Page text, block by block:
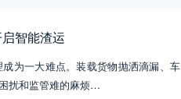
智能渣运
为一大难点。装载货物抛洒滴漏、车
扰和监管难的麻烦…